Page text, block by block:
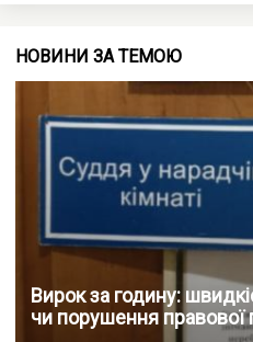
НОВИНИ ЗА ТЕМОЮ
Вирок за годину:
чи порушення правової